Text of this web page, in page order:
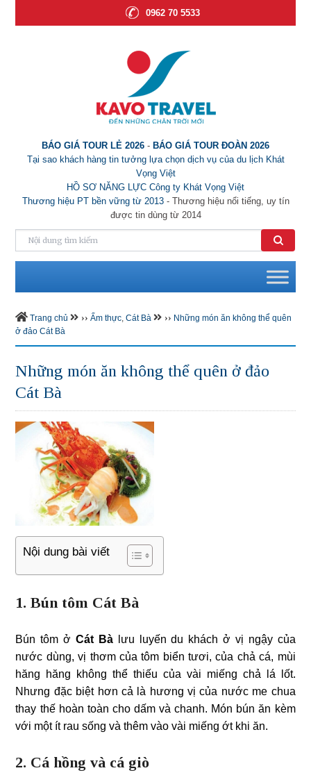
0962 70 5533
BÁO GIÁ TOUR LẺ 2026 - BÁO GIÁ TOUR ĐOÀN 2026
Tại sao khách hàng tin tưởng lựa chọn dịch vụ của du lịch Khát
Vọng Việt
HỒ SƠ NĂNG LỰC Công ty Khát Vọng Việt
Thương hiệu PT bền vững từ 2013- Thương hiệu nổi tiếng, uy tín
được tin dùng từ 2014
Trang chủ ›› Ẩm thực,Cát Bà ›› Những món ăn không thể quên
ở đảo Cát Bà
Những món ăn không thể quên ở đảo
Cát Bà
Nội dung bài viết
1. Bún tôm Cát Bà
Bún tôm ở Cát Bàlưu luyến du khách ở vị ngậy của
nước dùng, vị thơm của tôm biển tươi, của chả cá, mùi
hăng hăng không thể thiếu của vài miếng chả lá lốt.
Nhưng đặc biệt hơn cả là hương vị của nước me chua
thay thế hoàn toàn cho dấm và chanh. Món bún ăn kèm
với một ít rau sống và thêm vào vài miếng ớt khi ăn.
2. Cá hồng và cá giò